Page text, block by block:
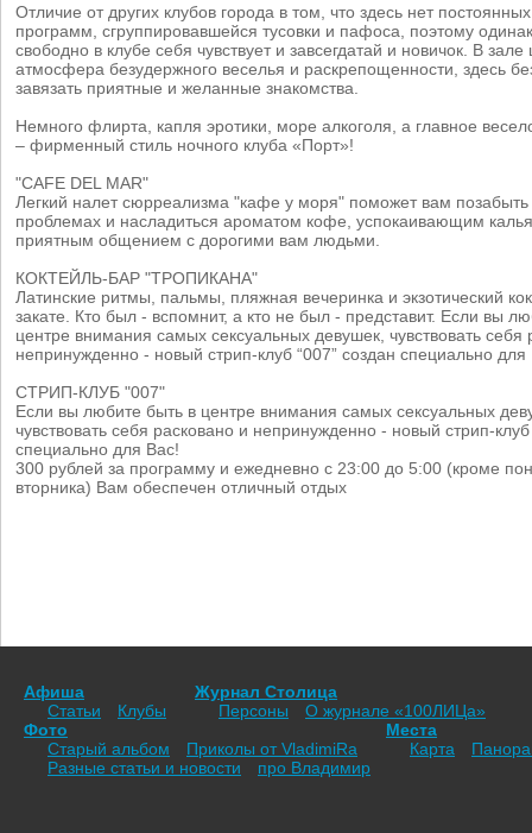
Отличие от других клубов города в том, что здесь нет
программ, сгруппировавшейся тусовки и пафоса, поэтому
свободно в клубе себя чувствует и завсегдатай и новичок. В зале
атмосфера безудержного веселья и раскрепощенности, здесь
завязать приятные и желанные знакомства.
Немного флирта, капля эротики, море алкоголя, а главное
– фирменный стиль ночного клуба «Порт»!
"CAFE DEL MAR"
Легкий налет сюрреализма "кафе у моря" поможет вам
проблемах и насладиться ароматом кофе, успокаивающим
приятным общением с дорогими вам людьми.
КОКТЕЙЛЬ-БАР "ТРОПИКАНА"
Латинские ритмы, пальмы, пляжная вечеринка и экзотический
закате. Кто был - вспомнит, а кто не был - представит. Если вы
центре внимания самых сексуальных девушек, чувствовать себя
непринужденно - новый стрип-клуб “007” создан специально для
СТРИП-КЛУБ "007"
Если вы любите быть в центре внимания самых сексуальных
чувствовать себя расковано и непринужденно - новый стрип-клуб
специально для Вас!
300 рублей за программу и ежедневно с 23:00 до 5:00 (кроме
вторника) Вам обеспечен отличный отдых
Афиша
Статьи
Клубы
Журнал Столица
Персоны
О журнале «100ЛИЦа»
Фото
Старый альбом
Приколы от VladimiRа
Места
Карта
Разные статьи и новости
про Владимир